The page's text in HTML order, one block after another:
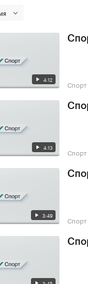
4:12 Спорт
4:13 Спорт
3:49 Спорт